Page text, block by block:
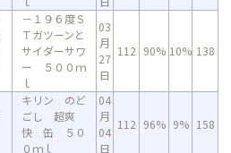
－１９６度Ｓ
Ｔガツーンと
サイダーサワ
ー ５００ｍ
ｌ
03
月
27
日
112 90% 10% 138
キリン のど
ごし 超爽
快 缶 ５０
０ｍｌ
04
月
04
日
112 96% 9% 158